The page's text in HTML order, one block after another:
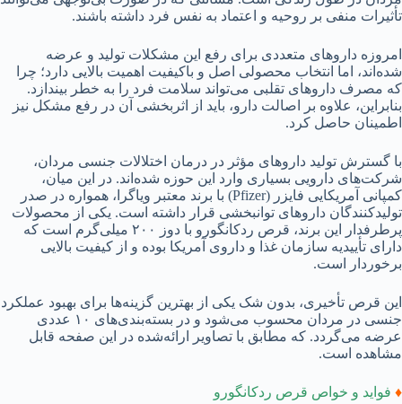
تأثیرات منفی بر روحیه و اعتماد به نفس فرد داشته باشند.
امروزه داروهای متعددی برای رفع این مشکلات تولید و عرضه
شده‌اند، اما انتخاب محصولی اصل و باکیفیت اهمیت بالایی دارد؛ چرا
که مصرف داروهای تقلبی می‌تواند سلامت فرد را به خطر بیندازد.
بنابراین، علاوه بر اصالت دارو، باید از اثربخشی آن در رفع مشکل نیز
اطمینان حاصل کرد.
با گسترش تولید داروهای مؤثر در درمان اختلالات جنسی مردان،
شرکت‌های دارویی بسیاری وارد این حوزه شده‌اند. در این میان،
کمپانی آمریکایی فایزر (Pfizer) با برند معتبر ویاگرا، همواره در صدر
تولیدکنندگان داروهای توانبخشی قرار داشته است. یکی از محصولات
پرطرفدار این برند، قرص ردکانگورو با دوز ۲۰۰ میلی‌گرم است که
دارای تأییدیه سازمان غذا و داروی آمریکا بوده و از کیفیت بالایی
برخوردار است.
این قرص تأخیری، بدون شک یکی از بهترین گزینه‌ها برای بهبود عملکرد
جنسی در مردان محسوب می‌شود و در بسته‌بندی‌های ۱۰ عددی
عرضه می‌گردد. که مطابق با تصاویر ارائه‌شده در این صفحه قابل
مشاهده است.
♦ فواید و خواص قرص ردکانگورو